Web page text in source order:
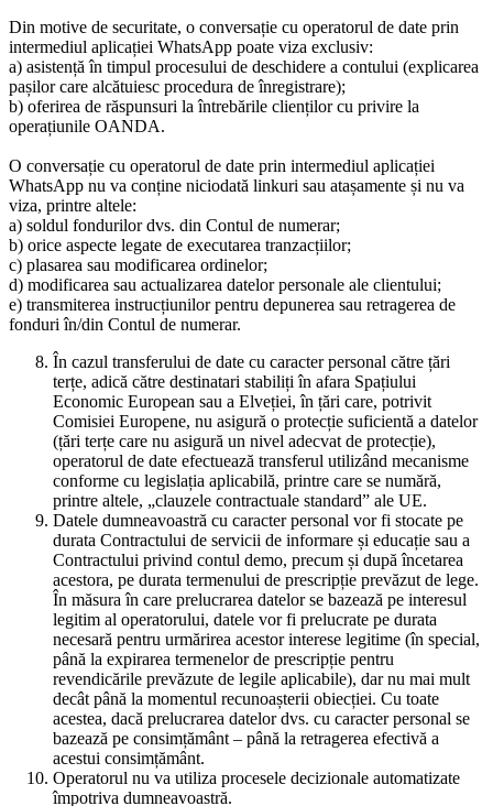
Din motive de securitate, o conversație cu operatorul de date prin
intermediul aplicației WhatsApp poate viza exclusiv:
a) asistență în timpul procesului de deschidere a contului (explicarea
pașilor care alcătuiesc procedura de înregistrare);
b) oferirea de răspunsuri la întrebările clienților cu privire la
operațiunile OANDA.
O conversație cu operatorul de date prin intermediul aplicației
WhatsApp nu va conține niciodată linkuri sau atașamente și nu va
viza, printre altele:
a) soldul fondurilor dvs. din Contul de numerar;
b) orice aspecte legate de executarea tranzacțiilor;
c) plasarea sau modificarea ordinelor;
d) modificarea sau actualizarea datelor personale ale clientului;
e) transmiterea instrucțiunilor pentru depunerea sau retragerea de
fonduri în/din Contul de numerar.
În cazul transferului de date cu caracter personal către țări
terțe, adică către destinatari stabiliți în afara Spațiului
Economic European sau a Elveției, în țări care, potrivit
Comisiei Europene, nu asigură o protecție suficientă a datelor
(țări terțe care nu asigură un nivel adecvat de protecție),
operatorul de date efectuează transferul utilizând mecanisme
conforme cu legislația aplicabilă, printre care se numără,
printre altele, „clauzele contractuale standard” ale UE.
Datele dumneavoastră cu caracter personal vor fi stocate pe
durata Contractului de servicii de informare și educație sau a
Contractului privind contul demo, precum și după încetarea
acestora, pe durata termenului de prescripție prevăzut de lege.
În măsura în care prelucrarea datelor se bazează pe interesul
legitim al operatorului, datele vor fi prelucrate pe durata
necesară pentru urmărirea acestor interese legitime (în special,
până la expirarea termenelor de prescripție pentru
revendicările prevăzute de legile aplicabile), dar nu mai mult
decât până la momentul recunoașterii obiecției. Cu toate
acestea, dacă prelucrarea datelor dvs. cu caracter personal se
bazează pe consimțământ – până la retragerea efectivă a
acestui consimțământ.
Operatorul nu va utiliza procesele decizionale automatizate
împotriva dumneavoastră.